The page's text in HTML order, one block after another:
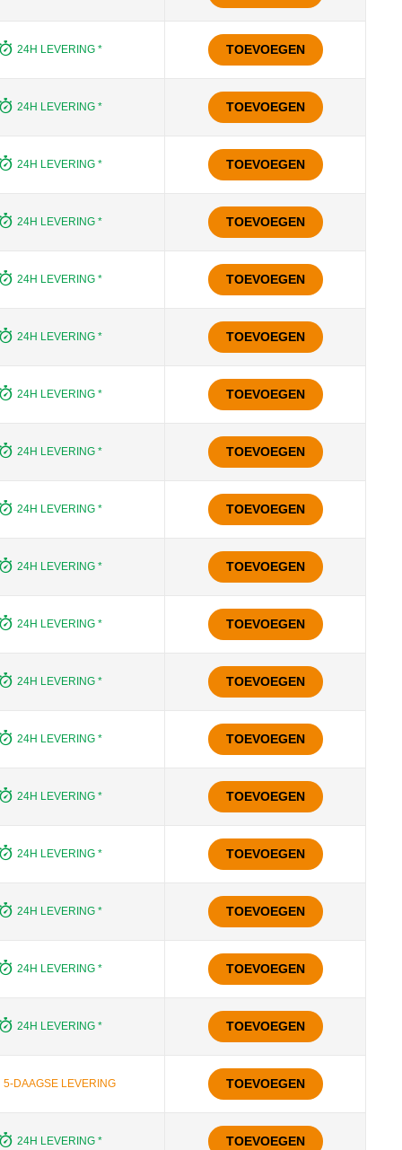
24H LEVERING * TOEVOEGEN
24H LEVERING * TOEVOEGEN
24H LEVERING * TOEVOEGEN
24H LEVERING * TOEVOEGEN
24H LEVERING * TOEVOEGEN
24H LEVERING * TOEVOEGEN
24H LEVERING * TOEVOEGEN
24H LEVERING * TOEVOEGEN
24H LEVERING * TOEVOEGEN
24H LEVERING * TOEVOEGEN
24H LEVERING * TOEVOEGEN
24H LEVERING * TOEVOEGEN
24H LEVERING * TOEVOEGEN
24H LEVERING * TOEVOEGEN
24H LEVERING * TOEVOEGEN
24H LEVERING * TOEVOEGEN
24H LEVERING * TOEVOEGEN
24H LEVERING * TOEVOEGEN
5-DAAGSE LEVERING TOEVOEGEN
24H LEVERING * TOEVOEGEN